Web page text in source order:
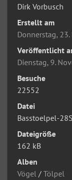
Dirk Vorbusch
Erstellt am
Donnerstag,
Veröffentlicht
Dienstag, 9.
Besuche
22552
Datei
Basstoelpel-
Dateigröße
162 kB
Alben
Vögel / Tölpel